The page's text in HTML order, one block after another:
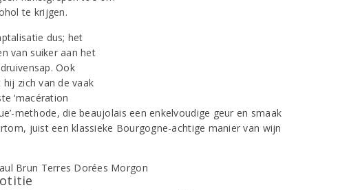
te krijgen.
dus; het
van suiker aan het
Ook
zich van de vaak
‘macération
methode, die beaujolais een enkelvoudige geur en smaak
juist een klassieke Bourgogne-achtige manier van wijn